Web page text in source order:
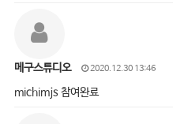
메구스튜디오 2020.12.30 13:46
michimjs 참여완료